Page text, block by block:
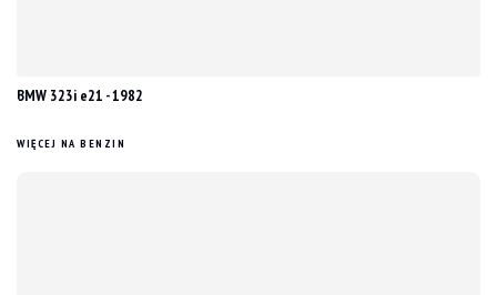
BMW 323i e21 - 1982
WIĘCEJ NA BENZIN